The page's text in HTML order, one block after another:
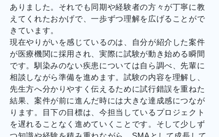
ありました。それでも同期や経験者の方々が丁寧に教
えてくれたおかげで、一歩ずつ理解を広げることがで
きています。
現在やりがいを感じているのは、自分が紹介した案件
が医療機関に採用され、実際に試験が動き始める瞬間
です。馴染みのない疾患については自ら調べ、先輩に
相談しながら準備を進めます。試験の内容を理解し、
先生方へ分かりやすく伝えるために試行錯誤を重ねた
結果、案件が前に進んだ時には大きな達成感につなが
ります。目下の目標は、今担当しているプロジェクト
を遅れることなく進めていくことです。そして少しず